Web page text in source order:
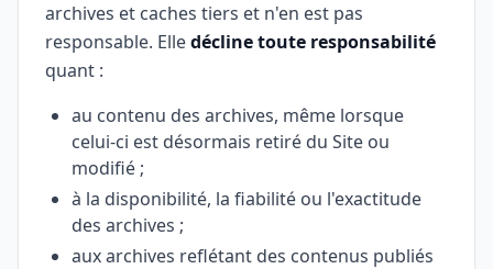
archives et caches tiers et n'en est pas
responsable. Elledécline toute responsabilité
quant :
au contenu des archives, même lorsque
celui-ci est désormais retiré du Site ou
modifié ;
à la disponibilité, la fiabilité ou l'exactitude
des archives ;
aux archives reflétant des contenus publiés